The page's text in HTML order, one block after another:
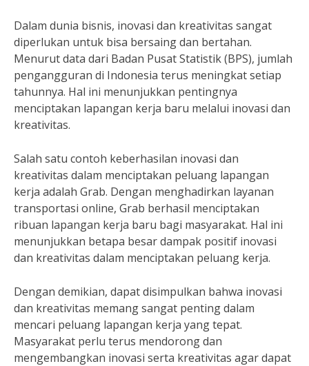
Dalam dunia bisnis, inovasi dan kreativitas sangat
diperlukan untuk bisa bersaing dan bertahan.
Menurut data dari Badan Pusat Statistik (BPS), jumlah
pengangguran di Indonesia terus meningkat setiap
tahunnya. Hal ini menunjukkan pentingnya
menciptakan lapangan kerja baru melalui inovasi dan
kreativitas.
Salah satu contoh keberhasilan inovasi dan
kreativitas dalam menciptakan peluang lapangan
kerja adalah Grab. Dengan menghadirkan layanan
transportasi online, Grab berhasil menciptakan
ribuan lapangan kerja baru bagi masyarakat. Hal ini
menunjukkan betapa besar dampak positif inovasi
dan kreativitas dalam menciptakan peluang kerja.
Dengan demikian, dapat disimpulkan bahwa inovasi
dan kreativitas memang sangat penting dalam
mencari peluang lapangan kerja yang tepat.
Masyarakat perlu terus mendorong dan
mengembangkan inovasi serta kreativitas agar dapat